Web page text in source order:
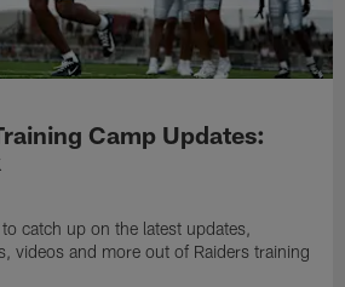
Camp Updates:
catch up on the latest updates,
videos and more out of Raiders training